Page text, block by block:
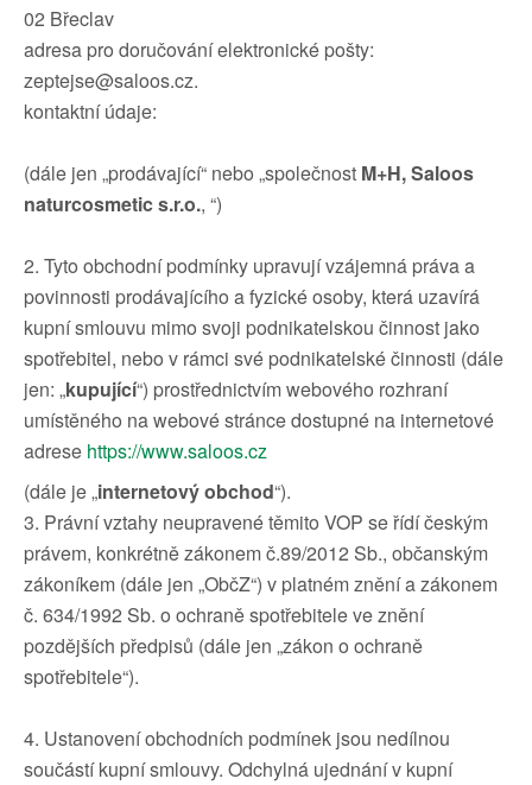
02 Břeclav
adresa pro doručování elektronické pošty:
zeptejse@saloos.cz.
kontaktní údaje:
(dále jen „prodávající“ nebo „společnost M+H, Saloos
naturcosmetic s.r.o., “)
2. Tyto obchodní podmínky upravují vzájemná práva a
povinnosti prodávajícího a fyzické osoby, která uzavírá
kupní smlouvu mimo svoji podnikatelskou činnost jako
spotřebitel, nebo v rámci své podnikatelské činnosti (dále
jen: „kupující“) prostřednictvím webového rozhraní
umístěného na webové stránce dostupné na internetové
adrese https://www.saloos.cz
(dále je „internetový obchod“).
3. Právní vztahy neupravené těmito VOP se řídí českým
právem, konkrétně zákonem č.89/2012 Sb., občanským
zákoníkem (dále jen „ObčZ“) v platném znění a zákonem
č. 634/1992 Sb. o ochraně spotřebitele ve znění
pozdějších předpisů (dále jen „zákon o ochraně
spotřebitele“).
4. Ustanovení obchodních podmínek jsou nedílnou
součástí kupní smlouvy. Odchylná ujednání v kupní